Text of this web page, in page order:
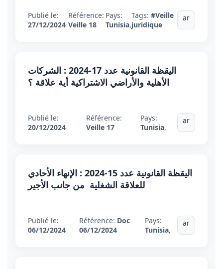
Publié le:
27/12/2024
Référence:
Veille 18
Pays:
Tunisia,
Tags:#Veille
juridique
ar
اليقظة القانونية عدد 17-2024 : الشركات
الأهلية والأراضي الاشتراكية أية علاقة ؟
Publié le:
20/12/2024
Référence:
Veille 17
Pays:
Tunisia,
ar
اليقظة القانونية عدد 15-2024 : الإنهاء الأحادي
للعلاقة الشغلية من جانب الأجير
Publié le:
06/12/2024
Référence: Doc
06/12/2024
Pays:
Tunisia,
ar